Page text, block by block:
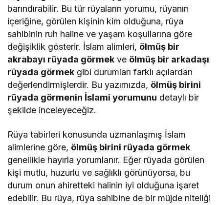
barındırabilir. Bu tür rüyaların yorumu, rüyanın
içeriğine, görülen kişinin kim olduğuna, rüya
sahibinin ruh haline ve yaşam koşullarına göre
değişiklik gösterir. İslam alimleri, ölmüş bir
akrabayı rüyada görmek ve ölmüş bir arkadaşı
rüyada görmek gibi durumları farklı açılardan
değerlendirmişlerdir. Bu yazımızda, ölmüş birini
rüyada görmenin İslami yorumunu detaylı bir
şekilde inceleyeceğiz.
Rüya tabirleri konusunda uzmanlaşmış İslam
alimlerine göre, ölmüş birini rüyada görmek
genellikle hayırla yorumlanır. Eğer rüyada görülen
kişi mutlu, huzurlu ve sağlıklı görünüyorsa, bu
durum onun ahiretteki halinin iyi olduğuna işaret
edebilir. Bu rüya, rüya sahibine de bir müjde niteliği